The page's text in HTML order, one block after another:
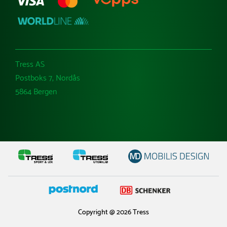
Tress AS
Postboks 7, Nordås
5864 Bergen
Copyright @ 2026 Tress